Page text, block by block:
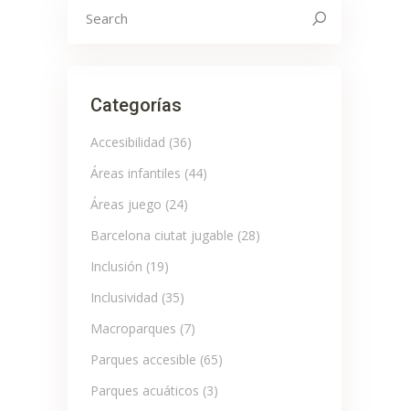
Categorías
Accesibilidad (36)
Áreas infantiles (44)
Áreas juego (24)
Barcelona ciutat jugable (28)
Inclusión (19)
Inclusividad (35)
Macroparques (7)
Parques accesible (65)
Parques acuáticos (3)